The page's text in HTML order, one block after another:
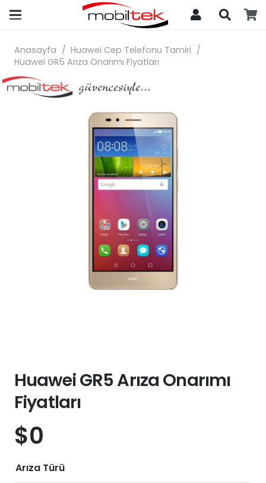
Anasayfa / Huawei Cep Telefonu Tamiri /
Huawei GR5 Arıza Onarımı Fiyatları
Huawei GR5 Arıza Onarımı
Fiyatları
$0
Arıza Türü